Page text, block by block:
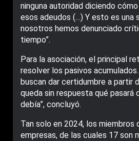
ninguna autoridad diciendo
esos adeudos (…) Y esto es una
nosotros hemos denunciado
tiempo”.
Para la asociación, el principal
resolver los pasivos
buscan dar certidumbre a partir
queda sin respuesta qué pasará
debía”, concluyó.
Tan solo en 2024, los
empresas, de las cuales 17 son